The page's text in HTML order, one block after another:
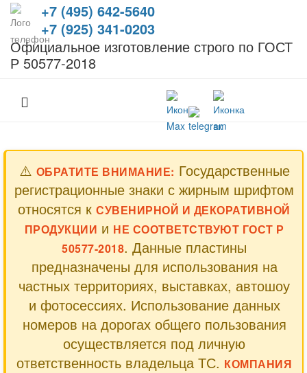
+7 (495) 642-5640
+7 (925) 341-0203
Официальное изготовление строго по ГОСТ
Р 50577-2018
⚠️ ОБРАТИТЕ ВНИМАНИЕ: Государственные
регистрационные знаки с жирным шрифтом
относятся кСУВЕНИРНОЙ И ДЕКОРАТИВНОЙ
ПРОДУКЦИИ и НЕ СООТВЕТСТВУЮТ ГОСТ Р
50577-2018. Данные пластины
предназначены для использования на
частных территориях, выставках, автошоу
и фотосессиях. Использование данных
номеров на дорогах общего пользования
осуществляется под личную
ответственность владельца ТС. КОМПАНИЯ